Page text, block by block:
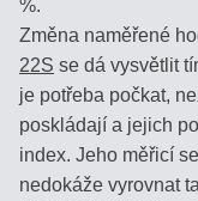
%.
Změna naměřené
22S se dá vysvětlit
je potřeba počkat,
poskládají a jejich
index. Jeho měřicí
nedokáže vyrovnat
VST
COFFEE
STOLNÍ
REFRAKTOMETRY